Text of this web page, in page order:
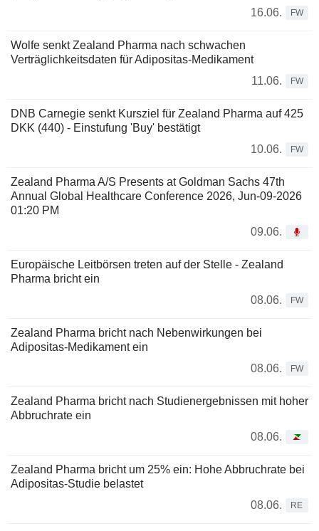
16.06.
FW
Wolfe senkt Zealand Pharma nach schwachen
Verträglichkeitsdaten für Adipositas-Medikament
11.06.
FW
DNB Carnegie senkt Kursziel für Zealand Pharma auf 425
DKK (440) - Einstufung 'Buy' bestätigt
10.06.
FW
Zealand Pharma A/S Presents at Goldman Sachs 47th
Annual Global Healthcare Conference 2026, Jun-09-2026
01:20 PM
09.06.
Europäische Leitbörsen treten auf der Stelle - Zealand
Pharma bricht ein
08.06.
FW
Zealand Pharma bricht nach Nebenwirkungen bei
Adipositas-Medikament ein
08.06.
FW
Zealand Pharma bricht nach Studienergebnissen mit hoher
Abbruchrate ein
08.06.
Zealand Pharma bricht um 25% ein: Hohe Abbruchrate bei
Adipositas-Studie belastet
08.06.
RE